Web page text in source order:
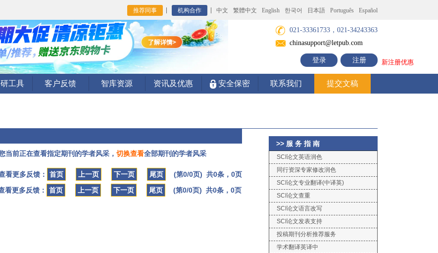
推荐同事 机构合作 中文 繁體中文 English 한국어 日本語 Português Español
021-33361733，021-34243363
chinasupport@letpub.com
登录 注册 新注册优惠
工具 客户反馈 智库资源 资讯及优惠 安全保密 联系我们 提交文稿
当前正在查看指定期刊的学者风采， 切换查看全部期刊的学者风采
看更多反馈： 首页 上一页 下一页 尾页
(第0/0页) 共0条，0页
看更多反馈：
首页 上一页 下一页 尾页 (第0/0页) 共0条，0页
>> 服 务 指 南
SCI论文英语润色
同行资深专家修改润色
SCI论文专业翻译(中译英)
SCI论文查重
SCI论文语言改写
SCI论文发表支持
投稿期刊分析推荐服务
学术翻译英译中